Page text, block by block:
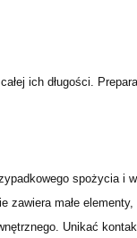
ich długości.
spożycia i
małe
Unikać